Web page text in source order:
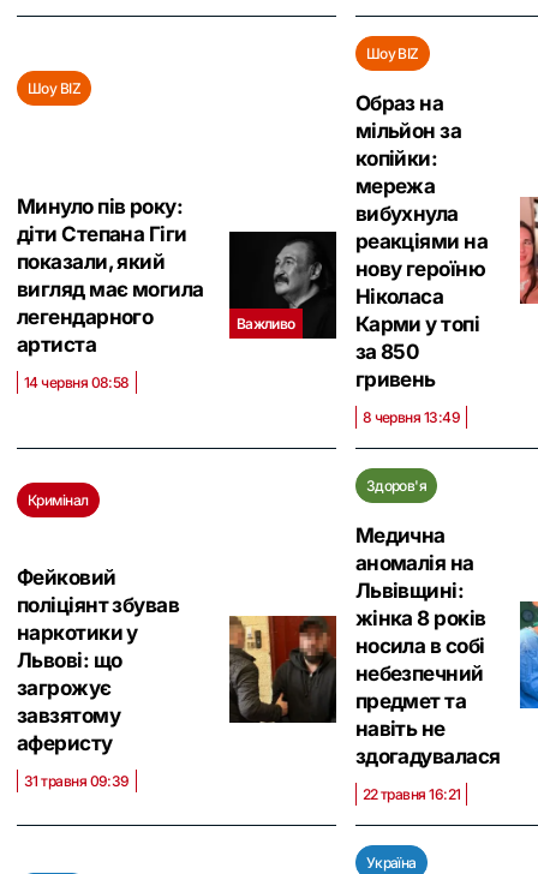
Важливо
Шоу BIZ
Минуло пів року:
діти Степана Гіги
показали, який
вигляд має могила
легендарного
артиста
14 червня 08:58
Шоу BIZ
Образ на
мільйон за
копійки:
мережа
вибухнула
реакціями на
нову героїню
Ніколаса
Карми у топі
за 850
гривень
8 червня 13:49
Кримінал
Фейковий
поліціянт збував
наркотики у
Львові: що
загрожує
завзятому
аферисту
31 травня 09:39
Здоров'я
Медична
аномалія на
Львівщині:
жінка 8 років
носила в собі
небезпечний
предмет та
навіть не
здогадувалася
22 травня 16:21
Україна